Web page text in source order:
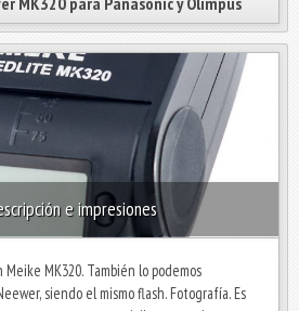
e impresiones
MK320. También lo podemos
siendo el mismo flash. Fotografía. Es